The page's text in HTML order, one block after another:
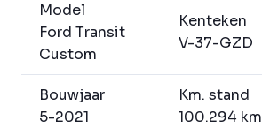
Model
Ford Transit
Custom
Kenteken
V-37-GZD
Bouwjaar
5-2021
Km. stand
100.294 km